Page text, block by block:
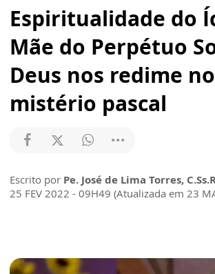
Espiritualidade do
Mãe do Perpétuo
Deus nos redime no
mistério pascal
Escrito por Pe. José de Lima Torres,
25 FEV 2022 - 09H49 (Atualizada em 23